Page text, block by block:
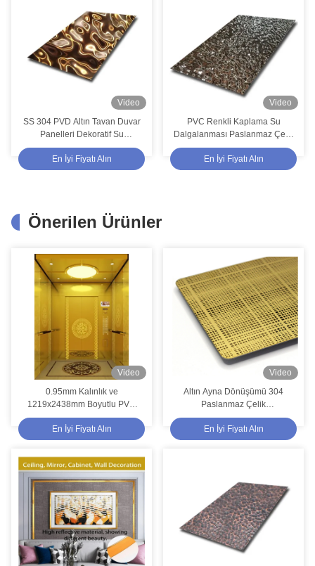
Video
SS 304 PVD Altın Tavan Duvar
Panelleri Dekoratif Su
Dalgalanma Plakası
En İyi Fiyatı Alın
Video
PVC Renkli Kaplama Su
Dalgalanması Paslanmaz Çelik
Sac Dekorasyon Duvarı
En İyi Fiyatı Alın
Önerilen Ürünler
Video
0.95mm Kalınlık ve
1219x2438mm Boyutlu PVD
Altın Ayna Asansör Paslanmaz
Çelik Levha
En İyi Fiyatı Alın
Video
Altın Ayna Dönüşümü 304
Paslanmaz Çelik
1219x3048mm lüks duvar
panelleri için kazınmış dekoratif
levha
En İyi Fiyatı Alın